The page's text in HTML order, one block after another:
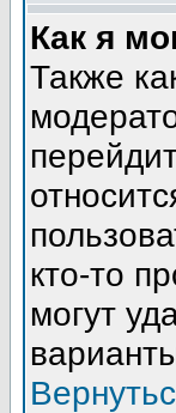
Как я
Также
кто-то
могут